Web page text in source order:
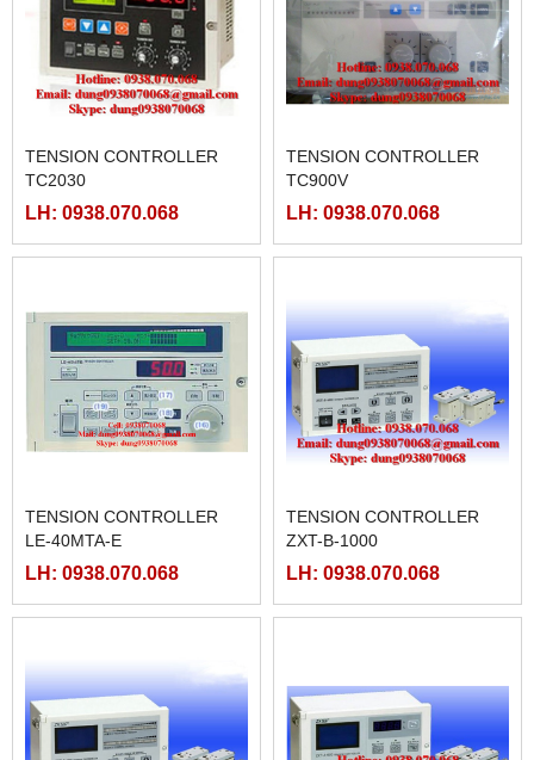
TENSION CONTROLLER
TC2030
LH: 0938.070.068
TENSION CONTROLLER
TC900V
LH: 0938.070.068
TENSION CONTROLLER
LE-40MTA-E
LH: 0938.070.068
TENSION CONTROLLER
ZXT-B-1000
LH: 0938.070.068